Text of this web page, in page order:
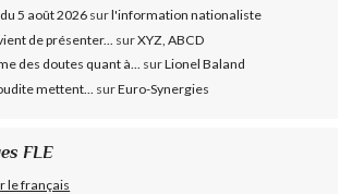
5 août 2026 surl'information nationaliste
de présenter...
surXYZ, ABCD
des doutes quant à... surLionel Baland
mettent... surEuro-Synergies
FLE
le français